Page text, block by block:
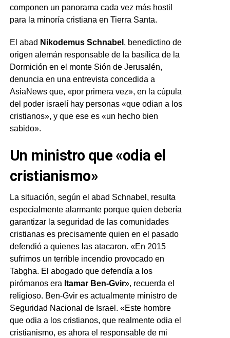
componen un panorama cada vez más hostil
para la minoría cristiana en Tierra Santa.
El abad Nikodemus Schnabel , benedictino de
origen alemán responsable de la basílica de la
Dormición en el monte Sión de Jerusalén,
denuncia en una entrevista concedida a
AsiaNews que, «por primera vez», en la cúpula
del poder israelí hay personas «que odian a los
cristianos», y que ese es «un hecho bien
sabido».
Un ministro que «odia el
cristianismo»
La situación, según el abad Schnabel, resulta
especialmente alarmante porque quien debería
garantizar la seguridad de las comunidades
cristianas es precisamente quien en el pasado
defendió a quienes las atacaron. «En 2015
sufrimos un terrible incendio provocado en
Tabgha. El abogado que defendía a los
pirómanos era Itamar Ben-Gvir», recuerda el
religioso. Ben-Gvir es actualmente ministro de
Seguridad Nacional de Israel. «Este hombre
que odia a los cristianos, que realmente odia el
cristianismo, es ahora el responsable de mi